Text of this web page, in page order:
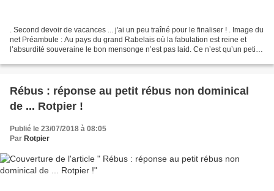
. Second devoir de vacances ... j'ai un peu traîné pour le finaliser ! . Image du
net Préambule : Au pays du grand Rabelais où la fabulation est reine et
l’absurdité souveraine le bon mensonge n’est pas laid. Ce n’est qu’un petit
Rébus : réponse au petit rébus non dominical
de ... Rotpier !
Publié le 23/07/2018 à 08:05
Par Rotpier